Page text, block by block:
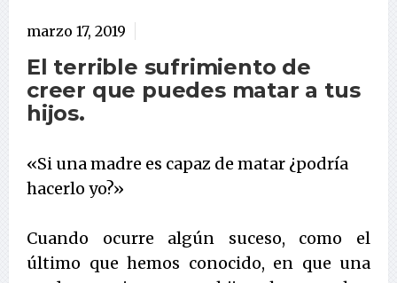
marzo 17, 2019
El terrible sufrimiento de
creer que puedes matar a tus
hijos.
«Si una madre es capaz de matar ¿podría
hacerlo yo?»
Cuando ocurre algún suceso, como el
último que hemos conocido, en que una